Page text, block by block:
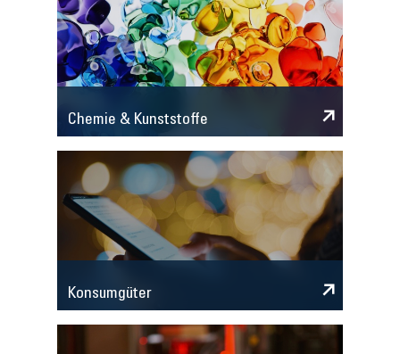
Chemie & Kunststoffe
Konsumgüter